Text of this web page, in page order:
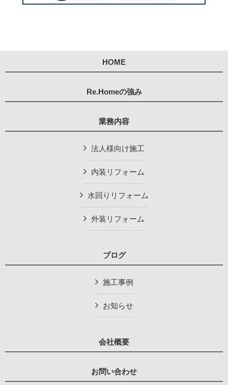
HOME
Re.Homeの強み
業務内容
法人様向け施工
内装リフォーム
水回りリフォーム
外装リフォーム
ブログ
施工事例
お知らせ
会社概要
お問い合わせ